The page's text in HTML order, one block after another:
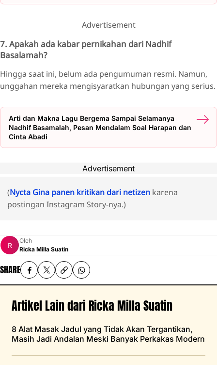
Advertisement
7. Apakah ada kabar pernikahan dari Nadhif
Basalamah?
Hingga saat ini, belum ada pengumuman resmi. Namun,
unggahan mereka mengisyaratkan hubungan yang serius.
Arti dan Makna Lagu Bergema Sampai Selamanya
Nadhif Basamalah, Pesan Mendalam Soal Harapan dan
Cinta Abadi
Advertisement
(Nycta Gina panen kritikan dari netizen karena
postingan Instagram Story-nya.)
Oleh
Ricka Milla Suatin
SHARE
Artikel Lain dari Ricka Milla Suatin
8 Alat Masak Jadul yang Tidak Akan Tergantikan,
Masih Jadi Andalan Meski Banyak Perkakas Modern